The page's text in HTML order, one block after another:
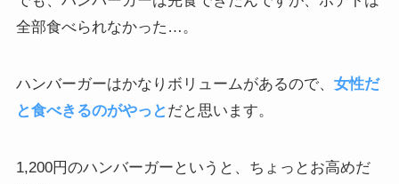
全部食べられなかった…。
ハンバーガーはかなりボリュームがあるので、 女性だ
と食べきるのがやっと だと思います。
1,200円のハンバーガーというと、ちょっとお高めだ